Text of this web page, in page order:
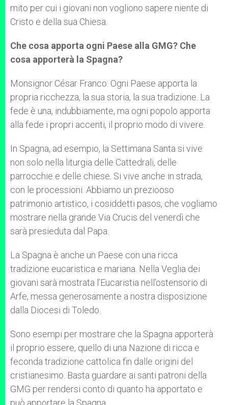
mito per cui i giovani non vogliono sapere niente di
Cristo e della sua Chiesa.
Che cosa apporta ogni Paese alla GMG? Che
cosa apporterà la Spagna?
Monsignor César Franco: Ogni Paese apporta la
propria ricchezza, la sua storia, la sua tradizione. La
fede è una, indubbiamente, ma ogni popolo apporta
alla fede i propri accenti, il proprio modo di vivere.
In Spagna, ad esempio, la Settimana Santa si vive
non solo nella liturgia delle Cattedrali, delle
parrocchie e delle chiese. Si vive anche in strada,
con le processioni. Abbiamo un preziooso
patrimonio artistico, i cosiddetti pasos, che vogliamo
mostrare nella grande Via Crucis del venerdì che
sarà presieduta dal Papa.
La Spagna è anche un Paese con una ricca
tradizione eucaristica e mariana. Nella Veglia dei
giovani sarà mostrata l’Eucaristia nell’ostensorio di
Arfe, messa generosamente a nostra disposizione
dalla Diocesi di Toledo.
Sono esempi per mostrare che la Spagna apporterà
il proprio essere, quello di una Nazione di ricca e
feconda tradizione cattolica fin dalle origini del
cristianesimo. Basta guardare ai santi patroni della
GMG per rendersi conto di quanto ha apportato e
può apportare la Spagna.